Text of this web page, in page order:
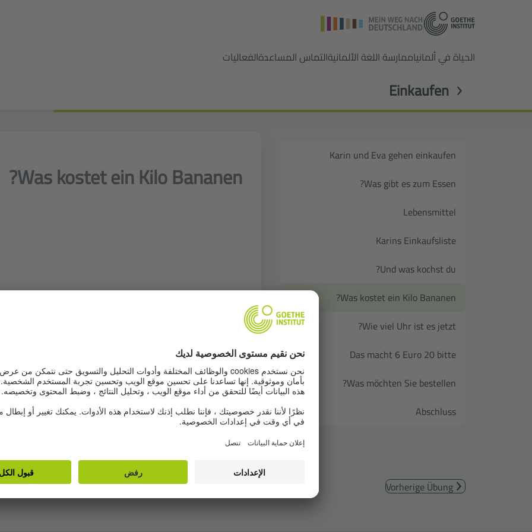
الحياة في ألمانياممارسة اللغة الألمانيةالتماس المساعدةالفعاليات
Einkaufen
Karin und Eva gehen einkaufen
Was gibt es zum Essen?
Lebensmittel
Karins Einkaufsliste
Und was kochst du?
Was kostet ein Kilo Bananen?
Wie viel Uhr ist es jetzt?
Das macht 6 Euro 20 bitte
Was möchten Sie bestellen?
Abschluss
Was kostet ein Kilo Bananen?
Vorherige Übung